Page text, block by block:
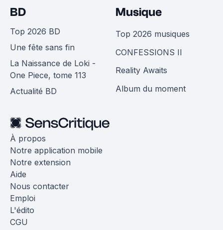
BD
Top 2026 BD
Une fête sans fin
La Naissance de Loki -
One Piece, tome 113
Actualité BD
Musique
Top 2026 musiques
CONFESSIONS II
Reality Awaits
Album du moment
À propos
Notre application mobile
Notre extension
Aide
Nous contacter
Emploi
L'édito
CGU